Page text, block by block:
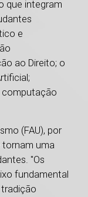
que integram
e
ao Direito; o
(FAU), por
tornam uma
"Os
fundamental